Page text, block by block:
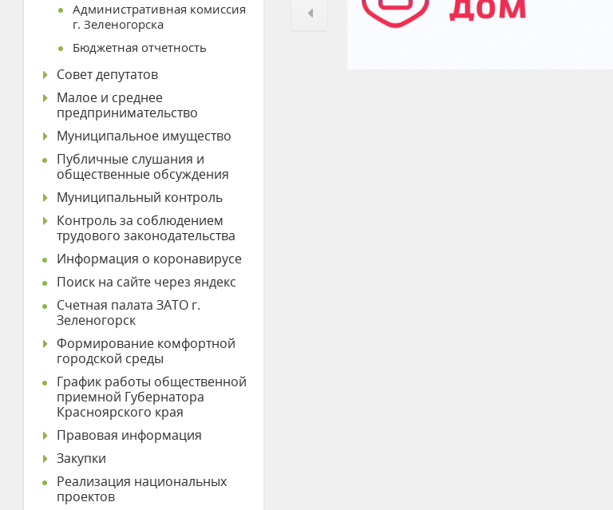
Административная комиссия
г. Зеленогорска
Бюджетная отчетность
Совет депутатов
Малое и среднее
предпринимательство
Муниципальное имущество
Публичные слушания и
общественные обсуждения
Муниципальный контроль
Контроль за соблюдением
трудового законодательства
Информация о коронавирусе
Поиск на сайте через яндекс
Счетная палата ЗАТО г.
Зеленогорск
Формирование комфортной
городской среды
График работы общественной
приемной Губернатора
Красноярского края
Правовая информация
Закупки
Реализация национальных
проектов